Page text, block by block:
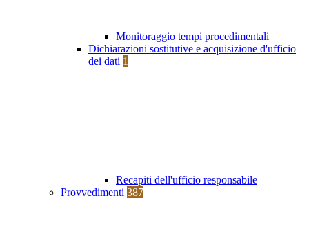
Monitoraggio tempi procedimentali
Dichiarazioni sostitutive e acquisizione d'ufficio
dei dati 1
Recapiti dell'ufficio responsabile
Provvedimenti 387